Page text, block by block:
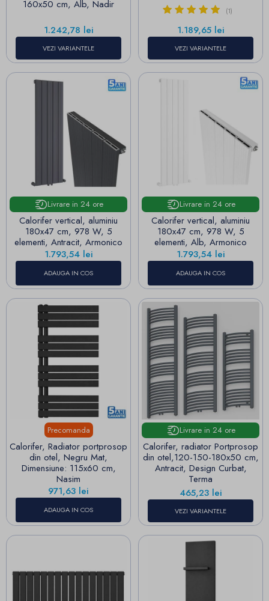
160x50 cm, Alb, Nadir
Pret
1.242,78 lei
VEZI VARIANTELE
(1)
Pret
1.189,65 lei
VEZI VARIANTELE
Livrare in 24 ore
Calorifer vertical, aluminiu
180x47 cm, 978 W, 5
elementi, Antracit, Armonico
Pret
1.793,54 lei
ADAUGA IN COS
Livrare in 24 ore
Calorifer vertical, aluminiu
180x47 cm, 978 W, 5
elementi, Alb, Armonico
Pret
1.793,54 lei
ADAUGA IN COS
Precomanda
Calorifer, Radiator portprosop
din otel, Negru Mat,
Dimensiune: 115x60 cm,
Nasim
Pret
971,63 lei
ADAUGA IN COS
Livrare in 24 ore
Calorifer, radiator Portprosop
din otel,120-150-180x50 cm,
Antracit, Design Curbat,
Terma
Pret
465,23 lei
VEZI VARIANTELE